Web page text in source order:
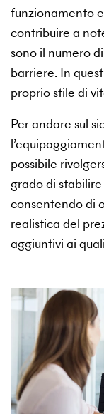
funzionamento
contribuire a
sono il numero
barriere. In
proprio stile di
Per andare sul
possibile
grado di
consentendo di
realistica del
aggiuntivi ai